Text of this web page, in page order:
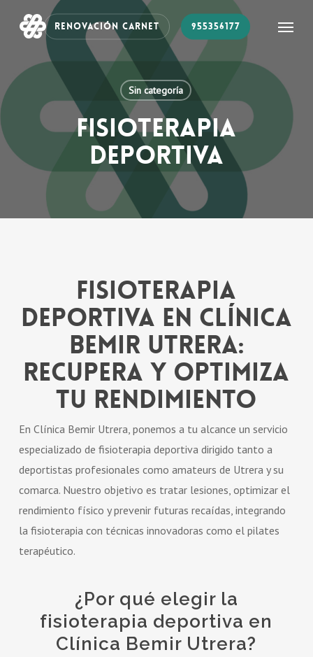
content
RENOVACIÓN CARNET 955356177
Sin categoría
fisioterapia
deportiva
Fisioterapia
Deportiva en Clínica
Bemir Utrera:
Recupera y Optimiza
tu Rendimiento
En Clínica Bemir Utrera, ponemos a tu alcance un servicio
especializado de fisioterapia deportiva dirigido tanto a
deportistas profesionales como amateurs de Utrera y su
comarca. Nuestro objetivo es tratar lesiones, optimizar el
rendimiento físico y prevenir futuras recaídas, integrando
la fisioterapia con técnicas innovadoras como el pilates
terapéutico.
¿Por qué elegir la
fisioterapia deportiva en
Clínica Bemir Utrera?